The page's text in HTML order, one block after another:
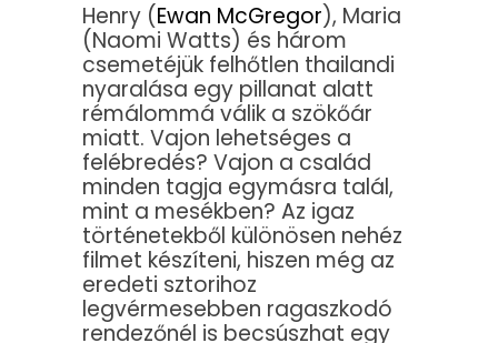
Henry (Ewan McGregor), Maria
(Naomi Watts) és három
csemetéjük felhőtlen thailandi
nyaralása egy pillanat alatt
rémálommá válik a szökőár
miatt. Vajon lehetséges a
felébredés? Vajon a család
minden tagja egymásra talál,
mint a mesékben? Az igaz
történetekből különösen nehéz
filmet készíteni, hiszen még az
eredeti sztorihoz
legvérmesebben ragaszkodó
rendezőnél is becsúszhat egy